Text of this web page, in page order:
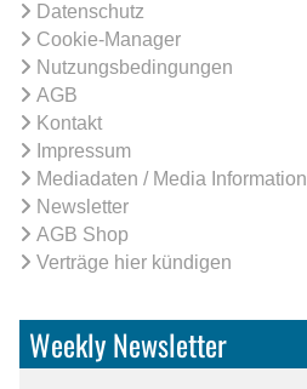
Datenschutz
Cookie-Manager
Nutzungsbedingungen
AGB
Kontakt
Impressum
Mediadaten / Media Information
Newsletter
AGB Shop
Verträge hier kündigen
Weekly Newsletter